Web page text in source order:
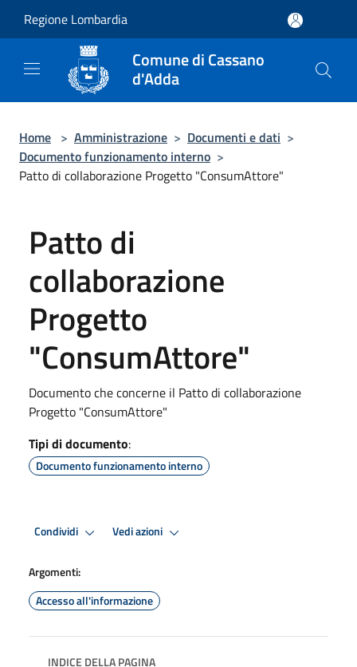
Regione Lombardia
Comune di Cassano
d'Adda
Home > Amministrazione > Documenti e dati >
Documento funzionamento interno >
Patto di collaborazione Progetto "ConsumAttore"
Patto di
collaborazione
Progetto
"ConsumAttore"
Documento che concerne il Patto di collaborazione
Progetto "ConsumAttore"
Tipi di documento:
Documento funzionamento interno
Condividi Vedi azioni
Argomenti:
Accesso all'informazione
INDICE DELLA PAGINA